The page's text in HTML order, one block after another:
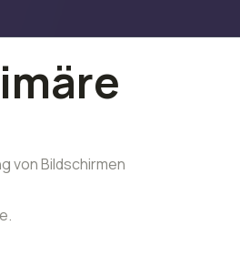
von Bildschirmen